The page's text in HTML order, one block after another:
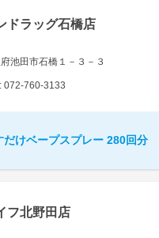
ドラッグ石橋店
池田市石橋１－３－３
072-760-3133
だけベープスプレー 280回分
フ北野田店